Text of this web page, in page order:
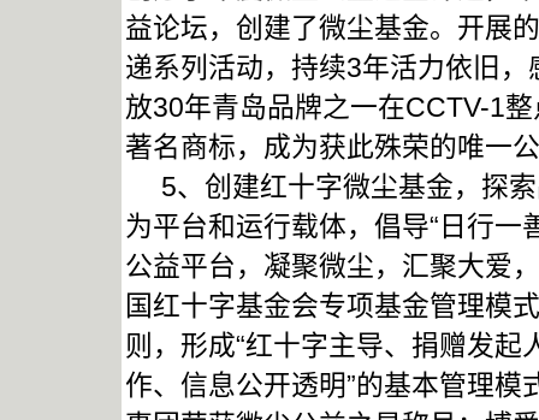
益论坛，创建了微尘基金。开展
递系列活动，持续3年活力依旧
放30年青岛品牌之一在CCTV-1
著名商标，成为获此殊荣的唯一
5、创建红十字微尘基金，探索
为平台和运行载体，倡导“日行一
公益平台，凝聚微尘，汇聚大爱
国红十字基金会专项基金管理模
则，形成“红十字主导、捐赠发
作、信息公开透明”的基本管理